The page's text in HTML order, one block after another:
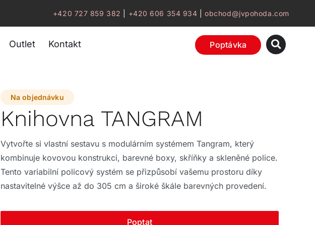
+420 727 859 382 +420 606 354 934 |obchod@jvpohoda.com
Outlet Kontakt Poptávka
Na objednávku
Knihovna TANGRAM
Vytvořte si vlastní sestavu s modulárním systémem Tangram, který
kombinuje kovovou konstrukci, barevné boxy, skříňky a skleněné police.
Tento variabilní policový systém se přizpůsobí vašemu prostoru díky
nastavitelné výšce až do 305 cm a široké škále barevných provedení.
Poptat